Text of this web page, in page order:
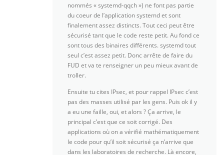
nommés « systemd-qqch ») ne font pas partie
du coeur de l’application systemd et sont
finalement assez distincts. Tout ceci peut être
sécurisé tant que le code reste petit. Au fond ce
sont tous des binaires différents. systemd tout
seul c’est assez petit. Donc arrête de faire du
FUD et va te renseigner un peu mieux avant de
troller.
Ensuite tu cites IPsec, et pour rappel IPsec c’est
pas des masses utilisé par les gens. Puis ok il y
a eu une faille, oui, et alors ? Ça arrive, le
principal c’est que ce soit corrigé. Des
applications où on a vérifié mathématiquement
le code pour qu’il soit sécurisé ça n’arrive que
dans les laboratoires de recherche. Là encore,